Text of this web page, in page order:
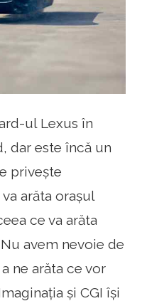
ul Lexus în
dar este încă un
privește
arăta orașul
ce va arăta
avem nevoie de
ne arăta ce vor
și CGI își